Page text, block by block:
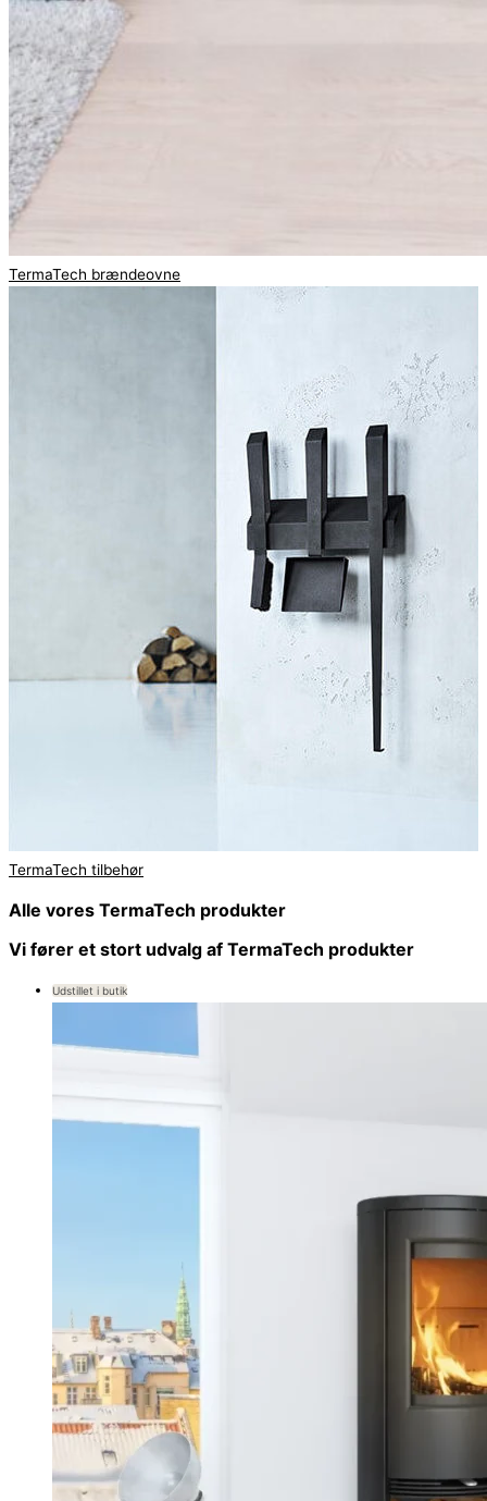
TermaTech brændeovne
TermaTech tilbehør
Alle vores TermaTech produkter
Vi fører et stort udvalg af TermaTech produkter
Udstillet i butik